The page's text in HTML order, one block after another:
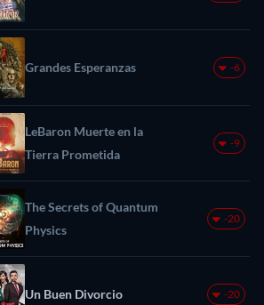
Grandes Esperanzas -6
LeBaron Muerte en la
Tierra Prometida
-9
The Secrets of Quantum
Physics
-20
Un Buen Divorcio -20